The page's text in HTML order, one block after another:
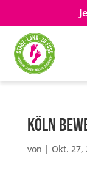
Köln
von | Okt. 27,